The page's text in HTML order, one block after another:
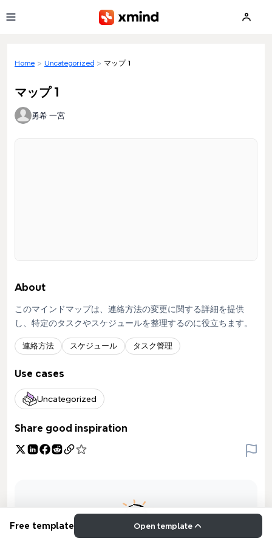
Home > Uncategorized > マップ 1
マップ 1
勇希 一宮
About
このマインドマップは、連絡方法の変更に関する詳細を提供
し、特定のタスクやスケジュールを整理するのに役立ちます。
連絡方法 スケジュール タスク管理
Use cases
Uncategorized
Share good inspiration
Free template Open template